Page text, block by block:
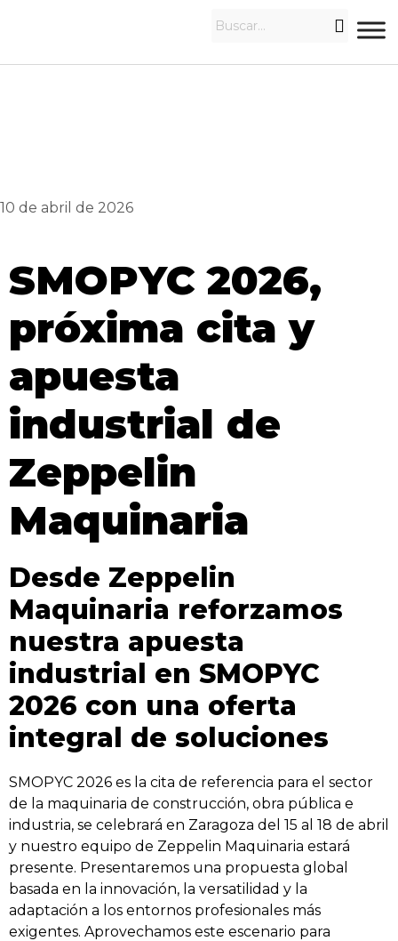
10 de abril de 2026
SMOPYC 2026,
próxima cita y
apuesta
industrial de
Zeppelin
Maquinaria
Desde Zeppelin
Maquinaria reforzamos
nuestra apuesta
industrial en SMOPYC
2026 con una oferta
integral de soluciones
SMOPYC 2026 es la cita de referencia para el sector
de la maquinaria de construcción, obra pública e
industria, se celebrará en Zaragoza del 15 al 18 de abril
y nuestro equipo de Zeppelin Maquinaria estará
presente. Presentaremos una propuesta global
basada en la innovación, la versatilidad y la
adaptación a los entornos profesionales más
exigentes. Aprovechamos este escenario para